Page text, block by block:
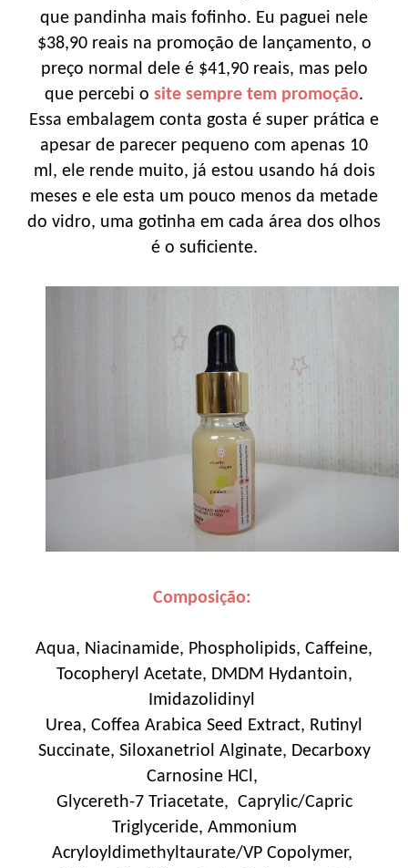
que pandinha mais fofinho. Eu paguei nele
$38,90 reais na promoção de lançamento, o
preço normal dele é $41,90 reais, mas pelo
que percebi o site sempre tem promoção.
Essa embalagem conta gosta é super prática e
apesar de parecer pequeno com apenas 10
ml, ele rende muito, já estou usando há dois
meses e ele esta um pouco menos da metade
do vidro, uma gotinha em cada área dos olhos
é o suficiente.
Composição:
Aqua, Niacinamide, Phospholipids, Caffeine,
Tocopheryl Acetate, DMDM Hydantoin,
Imidazolidinyl
Urea, Coffea Arabica Seed Extract, Rutinyl
Succinate, Siloxanetriol Alginate, Decarboxy
Carnosine HCl,
Glycereth-7 Triacetate, Caprylic/Capric
Triglyceride, Ammonium
Acryloyldimethyltaurate/VP Copolymer,